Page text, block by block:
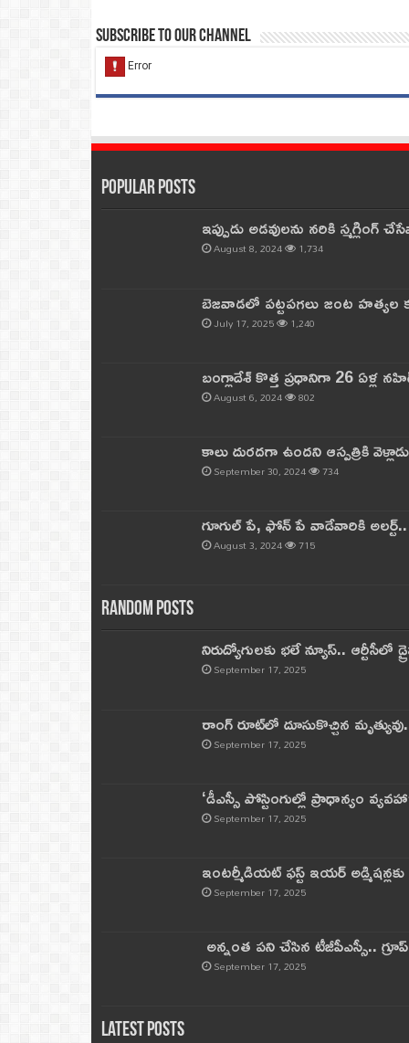
Subscribe to our Channel
Popular Posts
ఇప్పుడు అడవులను నరికి
August 8, 2024 1,734
బెజవాడలో పట్టపగలు జంట
July 17, 2025 1,240
బంగ్లాదేశ్ కొత్త ప్రధానిగా 26 ఏళ్ల
August 6, 2024 802
కాలు దురదగా ఉందని ఆస్పత్రికి
September 30, 2024 734
గూగుల్ పే, ఫోన్ పే వాడేవారికి
August 3, 2024 715
Random Posts
నిరుద్యోగులకు భలే న్యూస్.. ఆర్టీసీలో
September 17, 2025
రాంగ్ రూట్‌లో దూసుకొచ్చిన
September 17, 2025
‘డీఎస్సీ పోస్టింగుల్లో ప్రాధాన్యం
September 17, 2025
ఇంటర్మీడియట్ ఫస్ట్‌ ఇయర్‌
September 17, 2025
అన్నంత పని చేసిన టీజీపీఎస్సీ..
September 17, 2025
Latest Posts